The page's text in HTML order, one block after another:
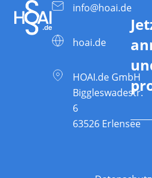
info@hoai.de
hoai.de
HOAI.de GmbH
Biggleswadestr.
6
63526 Erlensee